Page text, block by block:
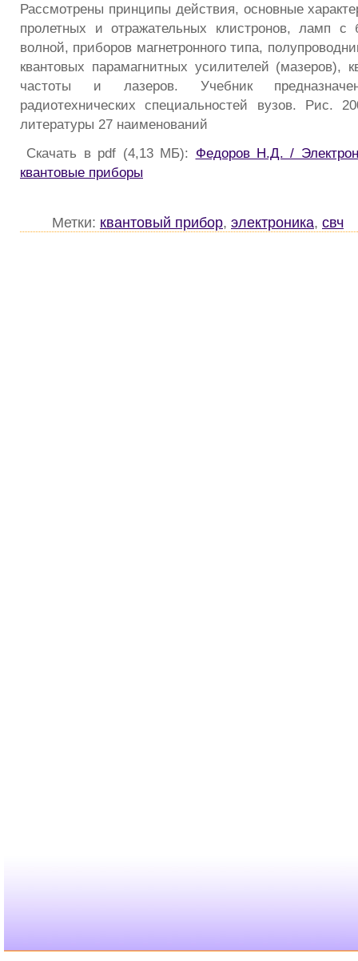
Рассмотрены принципы действия, основные
пролетных и отражательных клистронов, ламп с
волной, приборов магнетронного типа,
квантовых парамагнитных усилителей (мазеров),
частоты и лазеров. Учебник
радиотехнических специальностей вузов. Рис.
литературы 27 наименований
Скачать в pdf (4,13 МБ): Федоров Н.Д. /
квантовые приборы
Метки: квантовый прибор, электроника, свч